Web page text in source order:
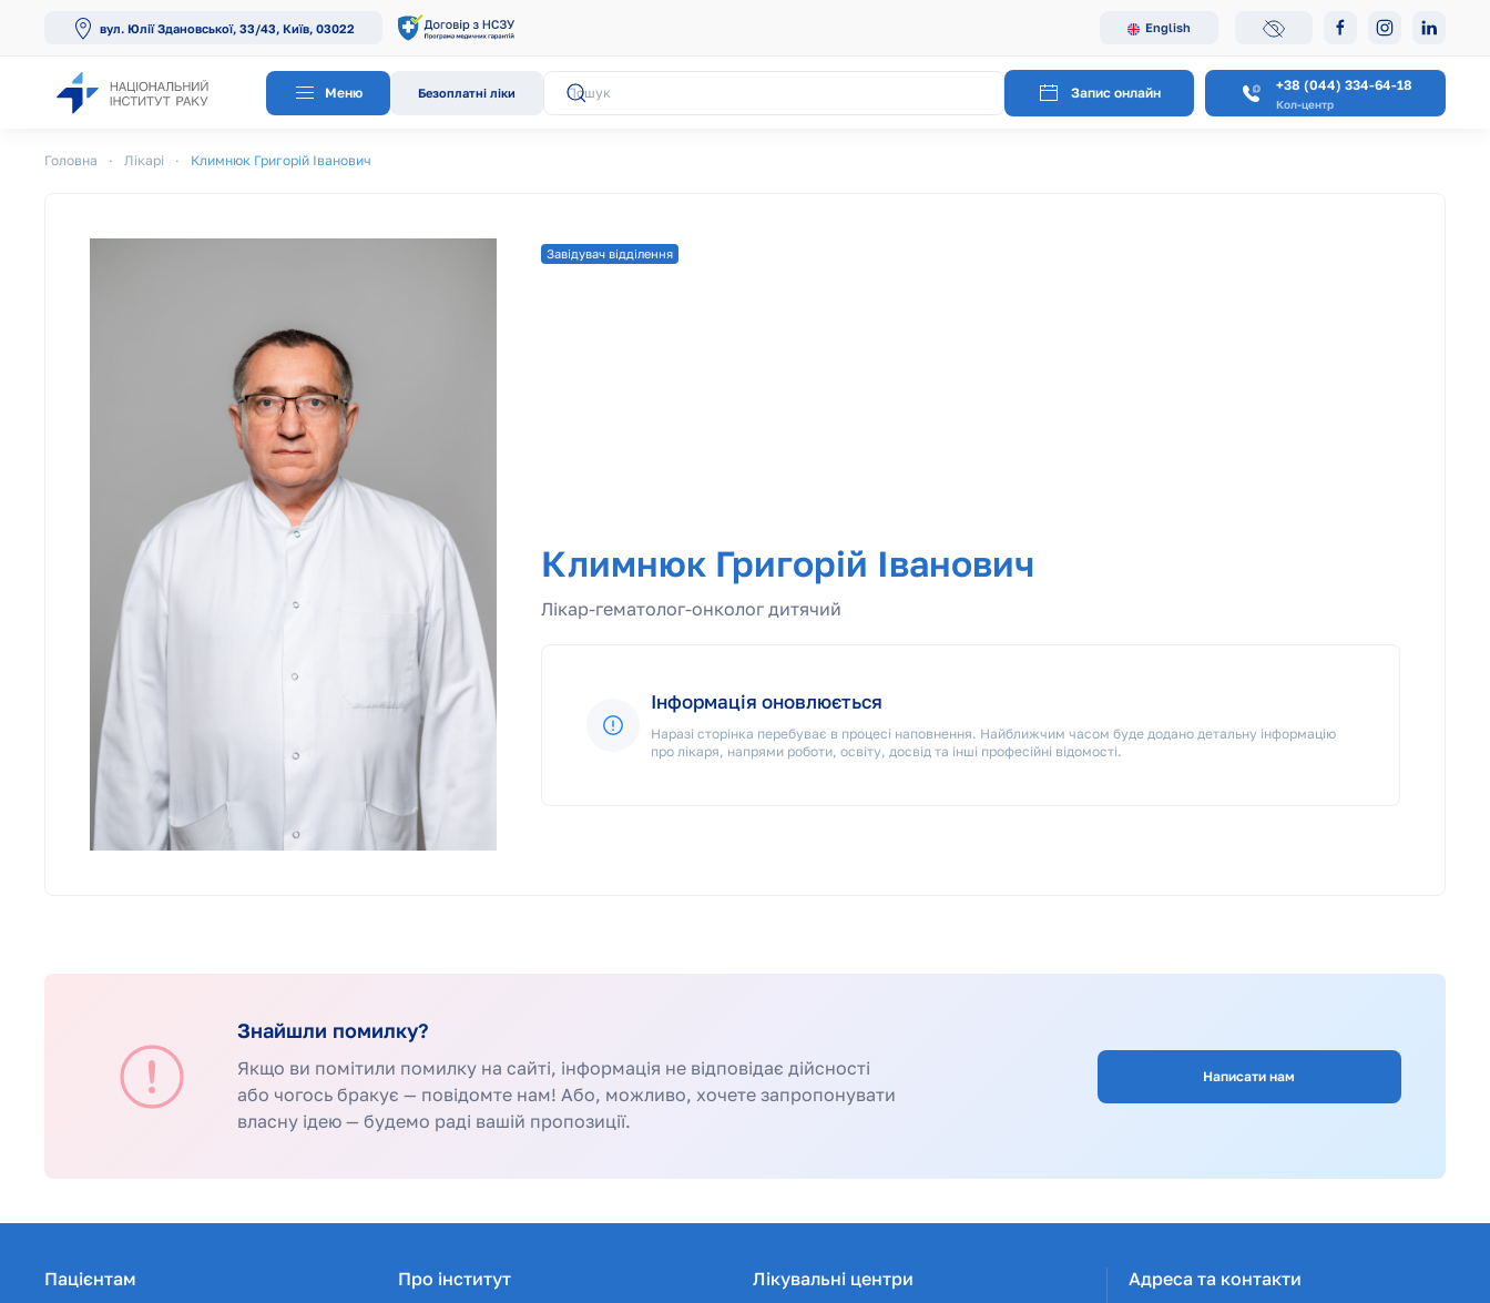
вул. Юлії Здановської, 33/43, Київ, 03022 English
Меню Безоплатні ліки Запис онлайн +38 (044) 334-64-18
Кол-центр
Головна Лікарі Климнюк Григорій Іванович
Завідувач відділення
Климнюк Григорій Іванович
Лікар-гематолог-онколог дитячий
Інформація оновлюється
Наразі сторінка перебуває в процесі наповнення. Найближчим часом буде додано детальну інформацію
про лікаря, напрями роботи, освіту, досвід та інші професійні відомості.
Знайшли помилку?
Якщо ви помітили помилку на сайті, інформація не відповідає дійсності
або чогось бракує — повідомте нам! Або, можливо, хочете запропонувати
власну ідею — будемо раді вашій пропозиції.
Написати нам
Пацієнтам Про інститут Лікувальні центри Адреса та контакти